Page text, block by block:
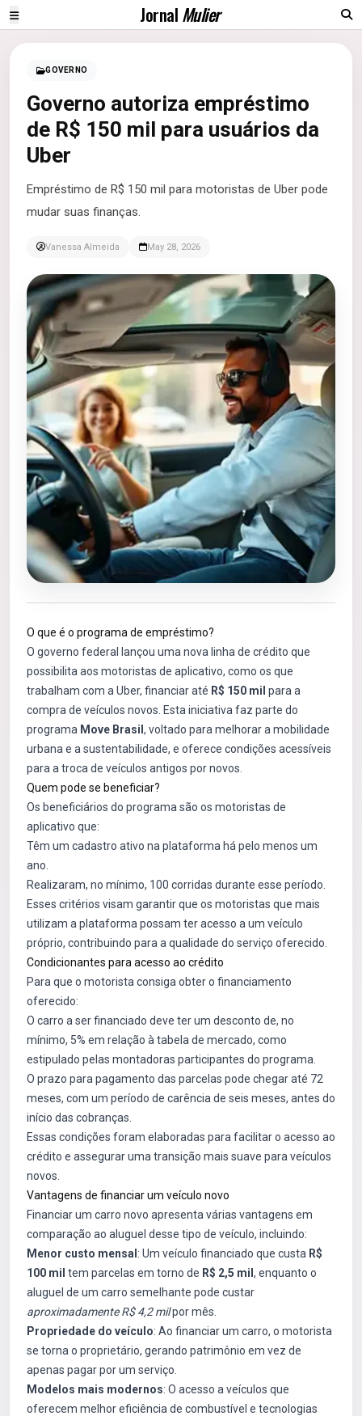
JornalMulier
GOVERNO
Governo autoriza empréstimo
de R$ 150 mil para usuários da
Uber
Empréstimo de R$ 150 mil para motoristas de Uber pode
mudar suas finanças.
Vanessa Almeida May 28, 2026
O que é o programa de empréstimo?
O governo federal lançou uma nova linha de crédito que
possibilita aos motoristas de aplicativo, como os que
trabalham com a Uber, financiar até R$ 150 mil para a
compra de veículos novos. Esta iniciativa faz parte do
programa Move Brasil , voltado para melhorar a mobilidade
urbana e a sustentabilidade, e oferece condições acessíveis
para a troca de veículos antigos por novos.
Quem pode se beneficiar?
Os beneficiários do programa são os motoristas de
aplicativo que:
Têm um cadastro ativo na plataforma há pelo menos um
ano.
Realizaram, no mínimo, 100 corridas durante esse período.
Esses critérios visam garantir que os motoristas que mais
utilizam a plataforma possam ter acesso a um veículo
próprio, contribuindo para a qualidade do serviço oferecido.
Condicionantes para acesso ao crédito
Para que o motorista consiga obter o financiamento
oferecido:
O carro a ser financiado deve ter um desconto de, no
mínimo, 5% em relação à tabela de mercado, como
estipulado pelas montadoras participantes do programa.
O prazo para pagamento das parcelas pode chegar até 72
meses, com um período de carência de seis meses, antes do
início das cobranças.
Essas condições foram elaboradas para facilitar o acesso ao
crédito e assegurar uma transição mais suave para veículos
novos.
Vantagens de financiar um veículo novo
Financiar um carro novo apresenta várias vantagens em
comparação ao aluguel desse tipo de veículo, incluindo:
Menor custo mensal : Um veículo financiado que custa R$
100 mil tem parcelas em torno de R$ 2,5 mil , enquanto o
aluguel de um carro semelhante pode custar
aproximadamente R$ 4,2 milpor mês.
Propriedade do veículo: Ao financiar um carro, o motorista
se torna o proprietário, gerando patrimônio em vez de
apenas pagar por um serviço.
Modelos mais modernos: O acesso a veículos que
oferecem melhor eficiência de combustível e tecnologias